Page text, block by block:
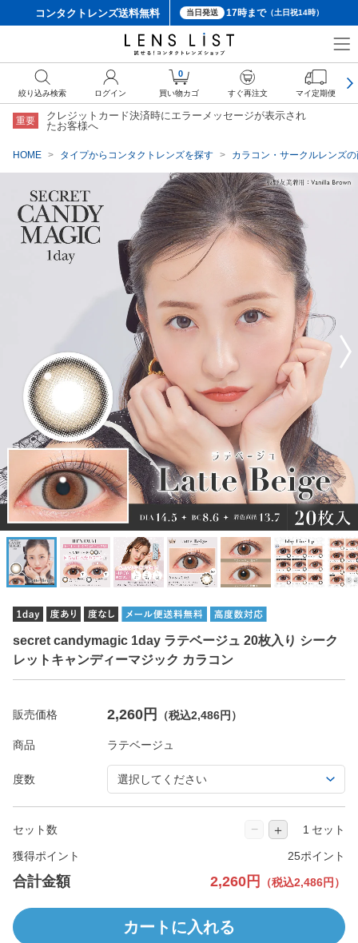
コンタクトレンズ送料無料 当日発送 17時まで（土日祝14時）
重要
クレジットカード決済時にエラーメッセージが表示され
たお客様へ
HOME タイプからコンタクトレンズを探す カラコン・サークルレンズ
secret candymagic 1day ラテベージュ 20枚入り シーク
レットキャンディーマジック カラコン
販売価格 2,260円 （税込2,486円）
商品
度数
セット数 − ＋ セット
獲得ポイント 25ポイント
合計金額 2,260円 （税込2,486円）
カートに入れる
絞り込み検索 ログイン
0
買い物カゴ すぐ再注文 マイ定期便
クーポン詳細